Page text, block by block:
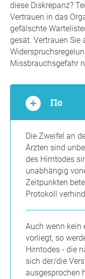
diese Diskrepanz?
Vertrauen in das
gefälschte
gesät. Vertrauen Sie
Missbrauchsgefahr
По
Die Zweifel an
Ärzten sind
des Hirntodes
unabhängig
Zeitpunkten
Protokoll
Auch wenn kein
vorliegt, so
Hirntodes - die
sich der/die
ausgesprochen